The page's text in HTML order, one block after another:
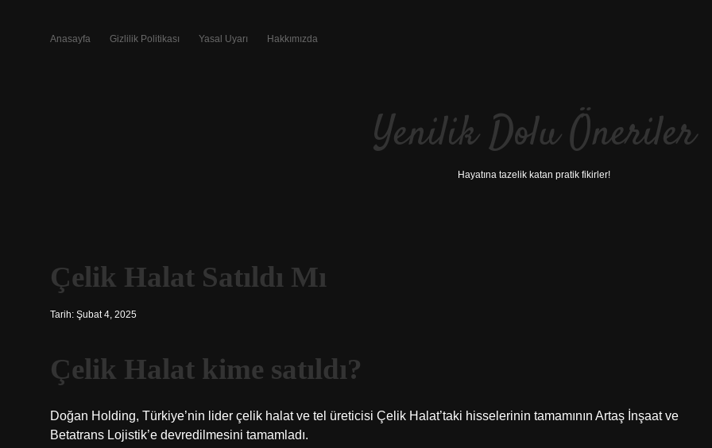
Anasayfa Gizlilik Politikası Yasal Uyarı Hakkımızda
Yenilik Dolu Öneriler
Hayatına tazelik katan pratik fikirler!
Çelik Halat Satıldı Mı
Tarih: Şubat 4, 2025
Çelik Halat kime satıldı?
Doğan Holding, Türkiye’nin lider çelik halat ve tel üreticisi Çelik Halat’taki hisselerinin tamamının Artaş İnşaat ve
Betatrans Lojistik’e devredilmesini tamamladı.